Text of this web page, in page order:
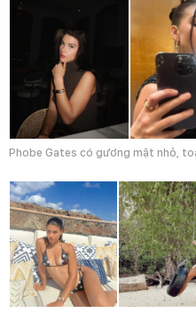
Phobe Gates có gương mặt nhỏ,